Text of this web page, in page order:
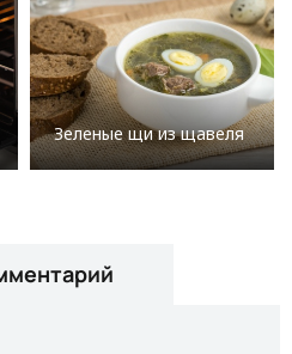
Зеленые щи из щавеля